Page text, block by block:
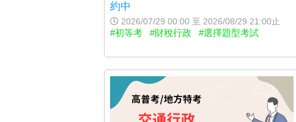
約中
2026/07/29 00:00 至 2026/08/29 21:00止
#初等考 #財稅行政 #選擇題型考試